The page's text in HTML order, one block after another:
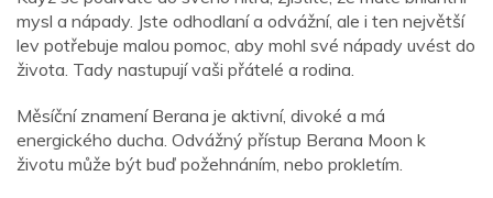
mysl a nápady. Jste odhodlaní a odvážní, ale i ten největší
lev potřebuje malou pomoc, aby mohl své nápady uvést do
života. Tady nastupují vaši přátelé a rodina.
Měsíční znamení Berana je aktivní, divoké a má
energického ducha. Odvážný přístup Berana Moon k
životu může být buď požehnáním, nebo prokletím.